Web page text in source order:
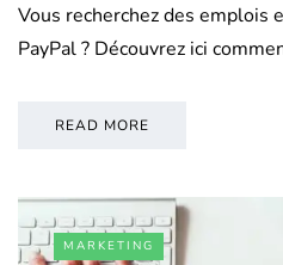
Vous recherchez des emplois
PayPal ? Découvrez ici
READ MORE
MARKETING